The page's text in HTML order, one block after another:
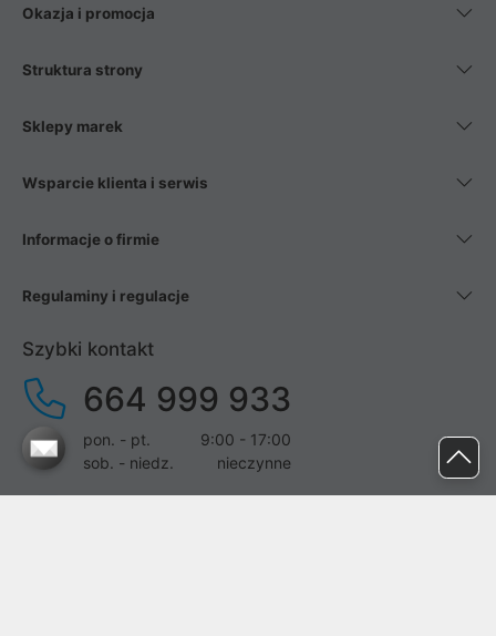
Okazja i promocja
Struktura strony
Sklepy marek
Wsparcie klienta i serwis
Informacje o firmie
Regulaminy i regulacje
Szybki kontakt
664 999 933
pon. - pt.
9:00 - 17:00
sob. - niedz.
nieczynne